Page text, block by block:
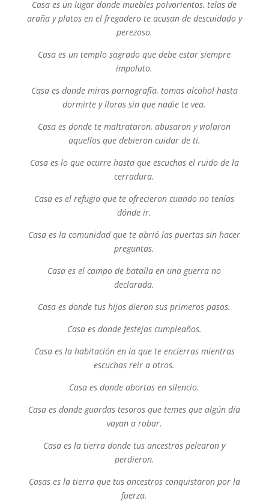
Casa es un lugar donde muebles polvorientos, telas de
araña y platos en el fregadero te acusan de descuidado y
perezoso.
Casa es un templo sagrado que debe estar siempre
impoluto.
Casa es donde miras pornografía, tomas alcohol hasta
dormirte y lloras sin que nadie te vea.
Casa es donde te maltrataron, abusaron y violaron
aquellos que debieron cuidar de ti.
Casa es lo que ocurre hasta que escuchas el ruido de la
cerradura.
Casa es el refugio que te ofrecieron cuando no tenías
dónde ir.
Casa es la comunidad que te abrió las puertas sin hacer
preguntas.
Casa es el campo de batalla en una guerra no
declarada.
Casa es donde tus hijos dieron sus primeros pasos.
Casa es donde festejas cumpleaños.
Casa es la habitación en la que te encierras mientras
escuchas reír a otros.
Casa es donde abortas en silencio.
Casa es donde guardas tesoros que temes que algún día
vayan a robar.
Casa es la tierra donde tus ancestros pelearon y
perdieron.
Casas es la tierra que tus ancestros conquistaron por la
fuerza.